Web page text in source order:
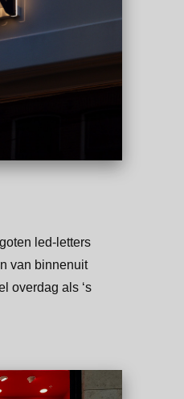
led-letters
van binnenuit
overdag als ‘s